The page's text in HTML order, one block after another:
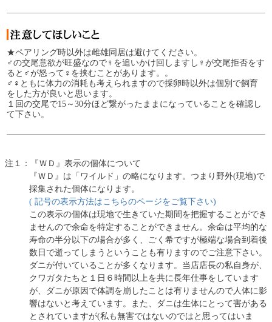
★ペアリング時以外は雌雄同居は避けてください。
♂の交尾意欲が旺盛なので♀を追いかけ回しますし♀が交尾拒否をす
ると♂が怒って♀を挟むことがあります。。
♂♀ともに体力の消耗も考えられますので採卵時以外は個別で飼育
をした方が良いと思います。
１回の交尾で15～30分ほど繋がったままになっていることを確認し
て下さい。
注１：『ＷＤ』表示の個体について
『ＷＤ』は「ワイルド」の略になります。つまり野外(現地)で
採集された個体になります。
( 記号の表示方法はこちらのページをご覧下さい)
この表示の個体は現地で生きていた期間を把握することができ
ませんので余命を特定することができません。余命は平均的な
寿命の半分以下の場合が多く、ごく希ですが極端な場合到着後
数日で逝ってしまうということも有りますのでご注意下さい。
ダニが付いていることが多くなります。当店店長の私自身が、
クワガタたちと１日６時間以上を共に長年仕事をしています
が、ダニが原因で体調を崩したことは有りませんので人体に影
響はないと考えています。また、ダニは生体にとって害がある
とされていますが(私も無害ではないのではと思ってはいま